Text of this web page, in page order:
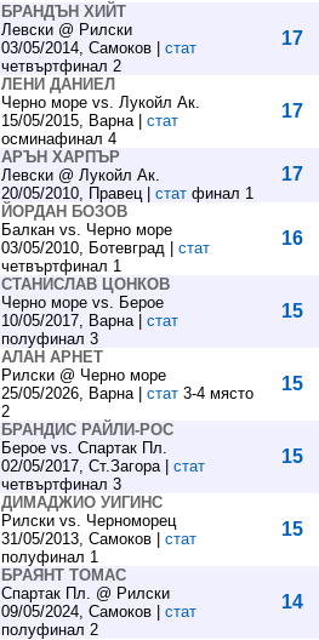
БРАНДЪН ХИЙТ
Левски @ Рилски
03/05/2014, Самоков | стат
четвъртфинал 2
17
ЛЕНИ ДАНИЕЛ
Черно море vs. Лукойл Ак.
15/05/2015, Варна | стат
осминафинал 4
17
АРЪН ХАРПЪР
Левски @ Лукойл Ак.
20/05/2010, Правец | стат финал 1
17
ЙОРДАН БОЗОВ
Балкан vs. Черно море
03/05/2010, Ботевград | стат
четвъртфинал 1
16
СТАНИСЛАВ ЦОНКОВ
Черно море vs. Берое
10/05/2017, Варна | стат
полуфинал 3
15
АЛАН АРНЕТ
Рилски @ Черно море
25/05/2026, Варна | стат 3-4 място
2
15
БРАНДИС РАЙЛИ-РОС
Берое vs. Спартак Пл.
02/05/2017, Ст.Загора | стат
четвъртфинал 3
15
ДИМАДЖИО УИГИНС
Рилски vs. Черноморец
31/05/2013, Самоков | стат
полуфинал 1
15
БРАЯНТ ТОМАС
Спартак Пл. @ Рилски
09/05/2024, Самоков | стат
полуфинал 2
14